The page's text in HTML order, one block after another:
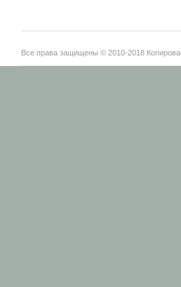
Все права защищены © 2010-2018